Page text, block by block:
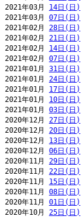
2021年03月 14日(日)
2021年03月 07日(日)
2021年02月 28日(日)
2021年02月 21日(日)
2021年02月 14日(日)
2021年02月 07日(日)
2021年01月 31日(日)
2021年01月 24日(日)
2021年01月 17日(日)
2021年01月 10日(日)
2021年01月 03日(日)
2020年12月 27日(日)
2020年12月 20日(日)
2020年12月 13日(日)
2020年12月 06日(日)
2020年11月 29日(日)
2020年11月 22日(日)
2020年11月 15日(日)
2020年11月 08日(日)
2020年11月 01日(日)
2020年10月 25日(日)